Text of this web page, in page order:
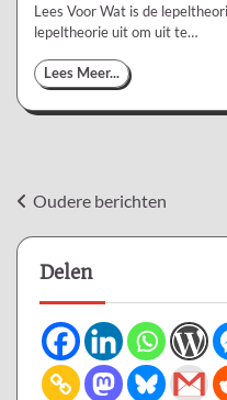
Lees Voor Wat is de
lepeltheorie uit om uit te…
Lees Meer...
Oudere berichten
Delen